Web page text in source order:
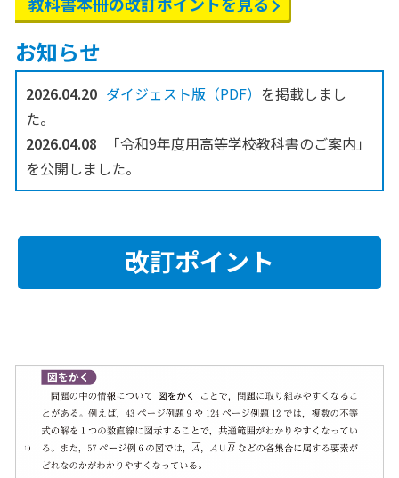
お知らせ
2026.04.20 ダイジェスト版（PDF） を掲載しまし
た。
2026.04.08
「令和9年度用高等学校教科書のご案内」
を公開しました。
改訂ポイント